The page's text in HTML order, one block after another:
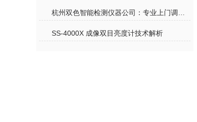
SS‑4000X 成像双目亮度计技术解析